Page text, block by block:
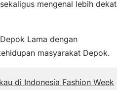
mengenal lebih dekat
Lama dengan
masyarakat Depok.
di Indonesia Fashion Week